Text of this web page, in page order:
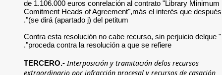
de 1.106.000
Comitment Heads
" Contra esta
proceda contra la
TERCERO.-
extraordinario por